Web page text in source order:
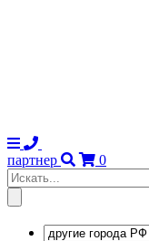
партнер
0